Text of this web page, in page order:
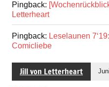
Pingback:
Letterheart
Pingback: Leselaunen
Comicliebe
Jill von Letterheart